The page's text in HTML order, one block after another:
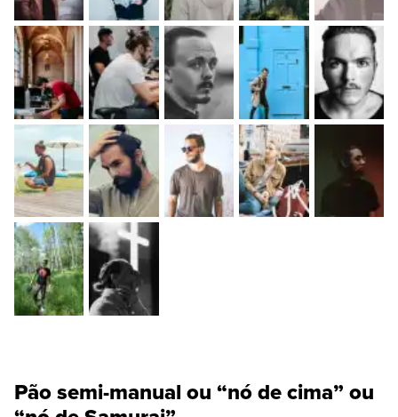
Pão semi-manual ou “nó de cima” ou